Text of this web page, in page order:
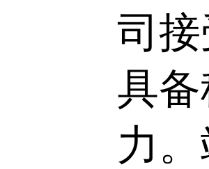
司
具
力